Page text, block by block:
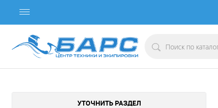
УТОЧНИТЬ РАЗДЕЛ